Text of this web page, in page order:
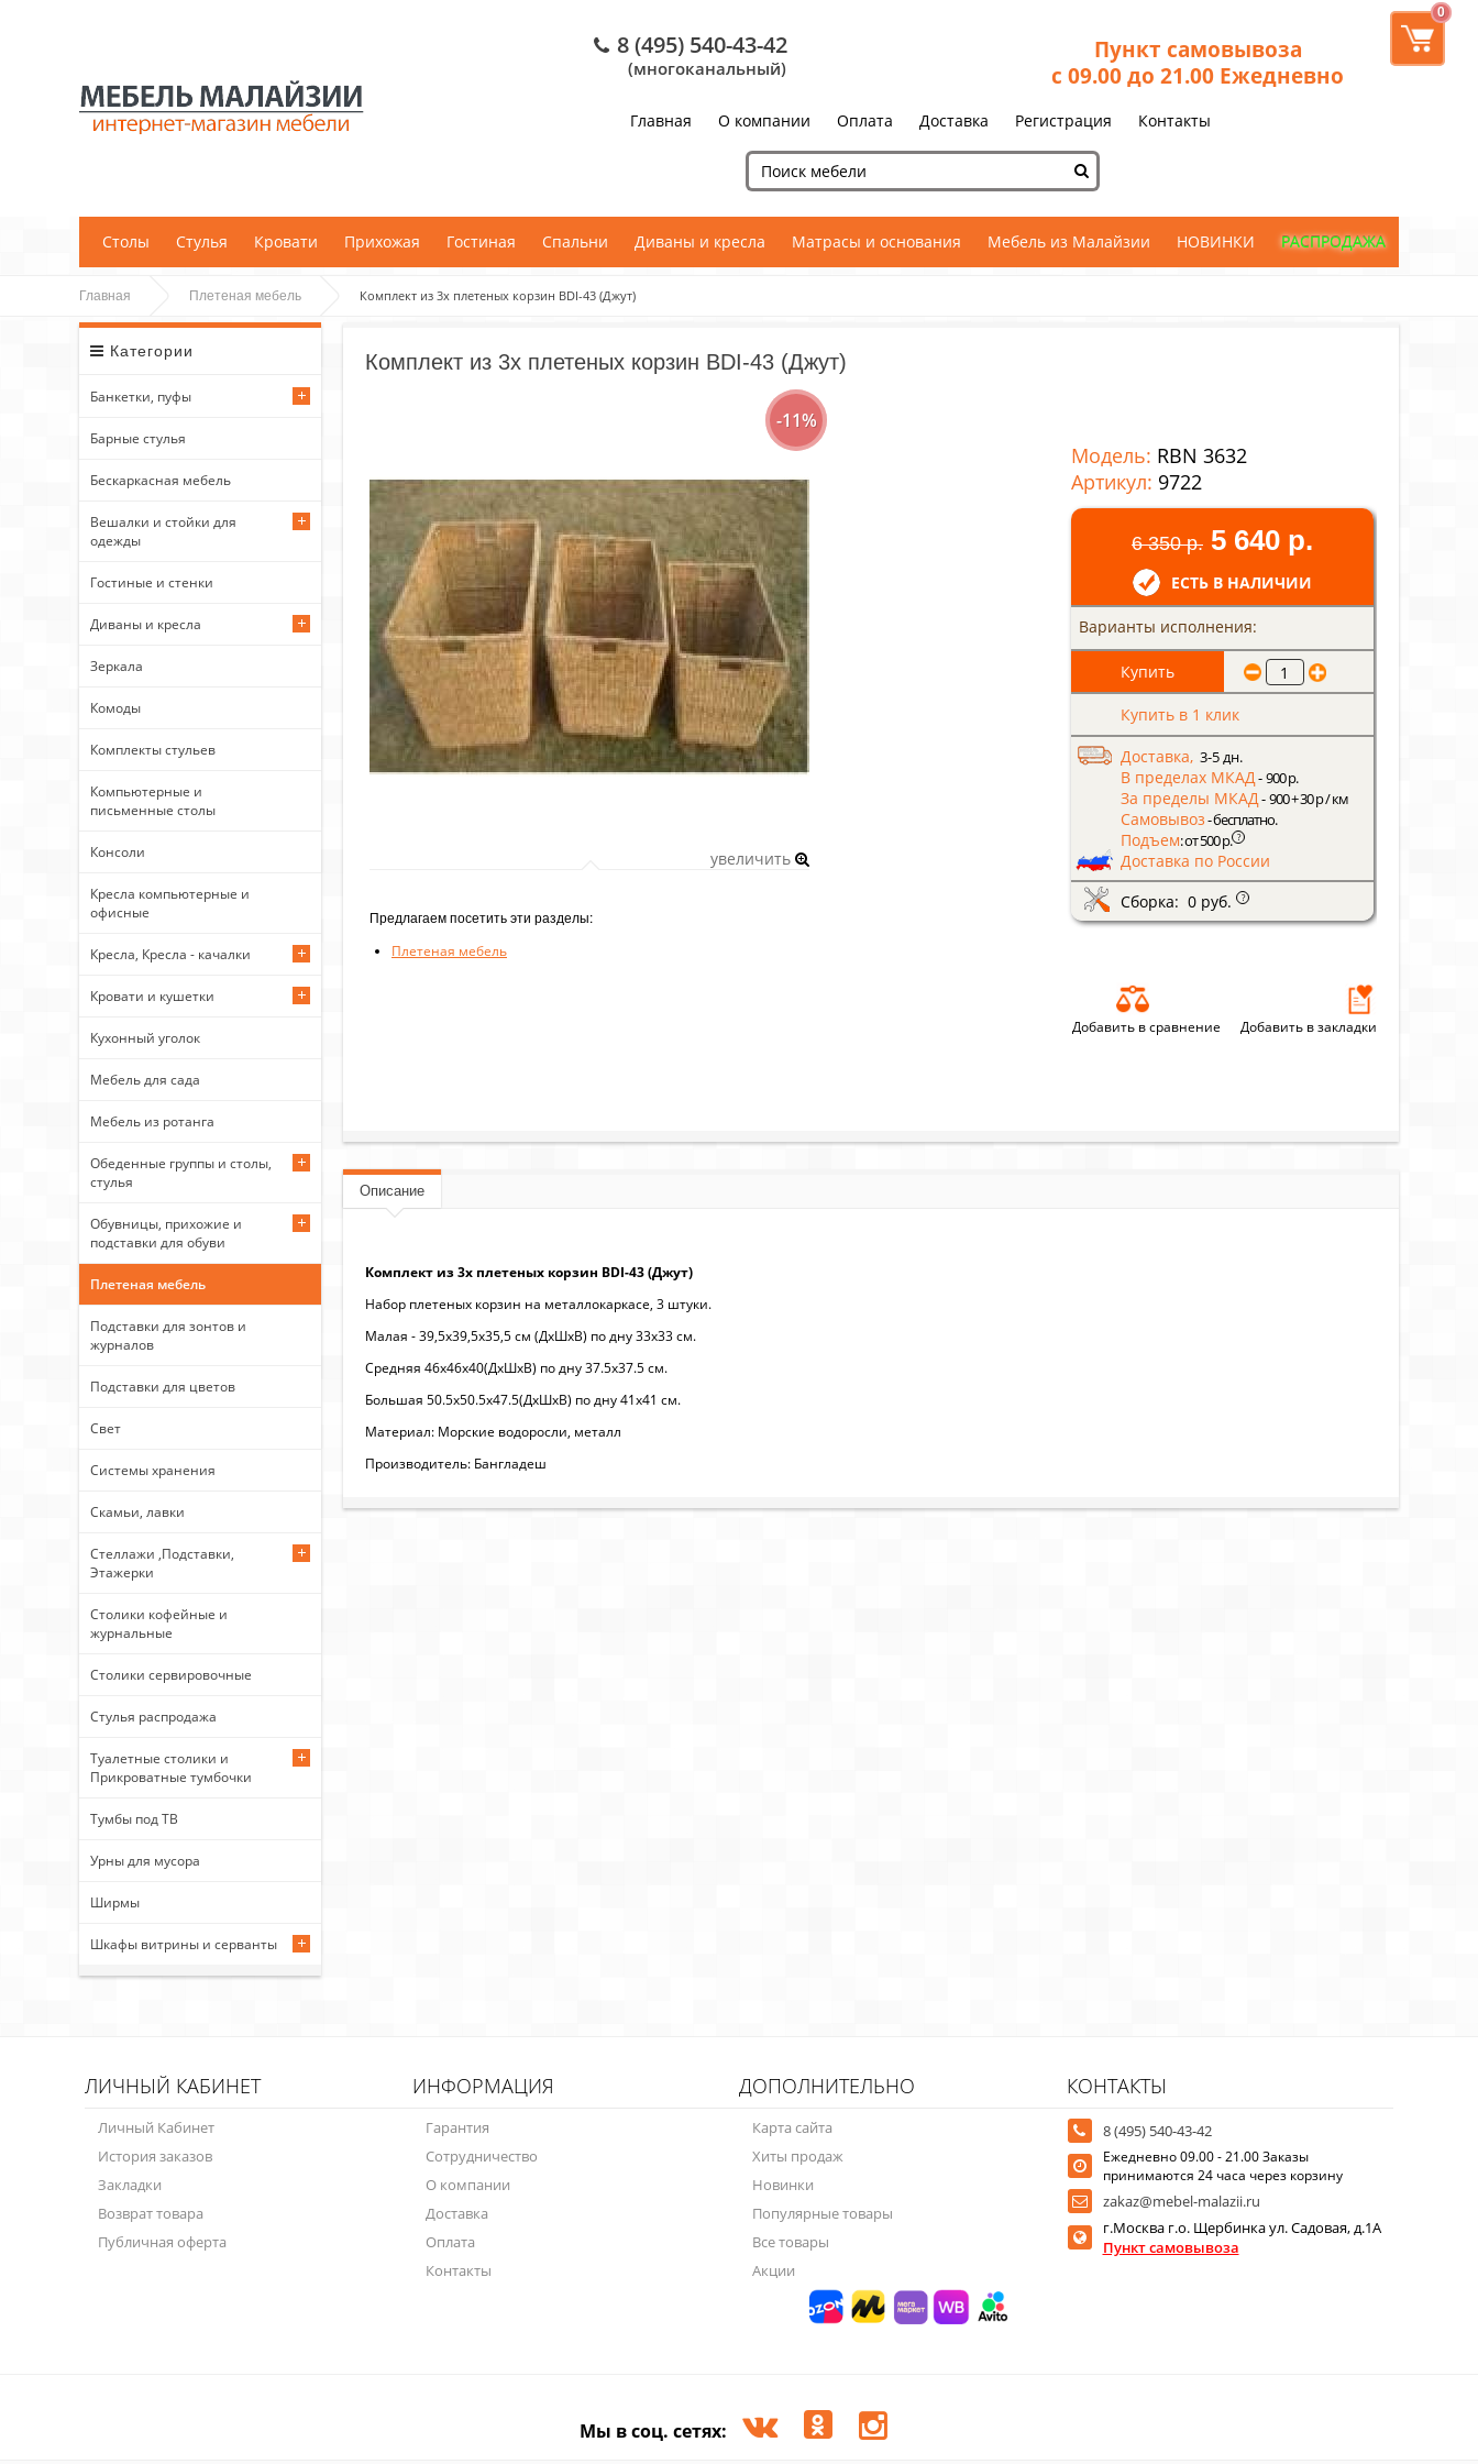
0
8 (495) 540-43-42
(многоканальный)
Пункт самовывоза
с 09.00 до 21.00 Ежедневно
Главная О компании Оплата Доставка Регистрация Контакты
Столы Стулья Кровати Прихожая Гостиная Спальни Диваны и кресла Матрасы и основания Мебель из Малайзии НОВИНКИ РАСПРОДАЖА
Главная Плетеная мебель Комплект из 3х плетеных корзин BDI-43 (Джут)
Категории
Банкетки, пуфы
Барные стулья
Бескаркасная мебель
Вешалки и стойки для
одежды
Гостиные и стенки
Диваны и кресла
Зеркала
Комоды
Комплекты стульев
Компьютерные и
письменные столы
Консоли
Кресла компьютерные и
офисные
Кресла, Кресла - качалки
Кровати и кушетки
Кухонный уголок
Мебель для сада
Мебель из ротанга
Обеденные группы и столы,
стулья
Обувницы, прихожие и
подставки для обуви
Плетеная мебель
Подставки для зонтов и
журналов
Подставки для цветов
Свет
Системы хранения
Скамьи, лавки
Стеллажи ,Подставки,
Этажерки
Столики кофейные и
журнальные
Столики сервировочные
Стулья распродажа
Туалетные столики и
Прикроватные тумбочки
Тумбы под ТВ
Урны для мусора
Ширмы
Шкафы витрины и серванты
Комплект из 3х плетеных корзин BDI-43 (Джут)
-11%
увеличить
Предлагаем посетить эти разделы:
Плетеная мебель
Модель: RBN 3632
Артикул: 9722
6 350 р. 5 640 р.
ЕСТЬ В НАЛИЧИИ
Варианты исполнения:
Купить в 1 клик
Доставка, 3-5 дн.
В пределах МКАД- 900 р.
За пределы МКАД- 900 + 30 р / км
Самовывоз- бесплатно.
Подъем: от 500 р. ?
Доставка по России
Сборка: 0 руб.
?
Добавить в сравнение Добавить в закладки
Описание
Комплект из 3х плетеных корзин BDI-43 (Джут)
Набор плетеных корзин на металлокаркасе, 3 штуки.
Малая - 39,5х39,5х35,5 см (ДхШхВ) по дну 33х33 см.
Средняя 46х46х40(ДхШхВ) по дну 37.5х37.5 см.
Большая 50.5х50.5х47.5(ДхШхВ) по дну 41х41 см.
Материал: Морские водоросли, металл
Производитель: Бангладеш
ЛИЧНЫЙ КАБИНЕТ
Личный Кабинет
История заказов
Закладки
Возврат товара
Публичная оферта
ИНФОРМАЦИЯ
Гарантия
Сотрудничество
О компании
Доставка
Оплата
Контакты
ДОПОЛНИТЕЛЬНО
Карта сайта
Хиты продаж
Новинки
Популярные товары
Все товары
Акции
КОНТАКТЫ
8 (495) 540-43-42
Ежедневно 09.00 - 21.00 Заказы
принимаются 24 часа через корзину
zakaz@mebel-malazii.ru
г.Москва г.о. Щербинка ул. Садовая, д.1А
Пункт самовывоза
Мы в соц. сетях: